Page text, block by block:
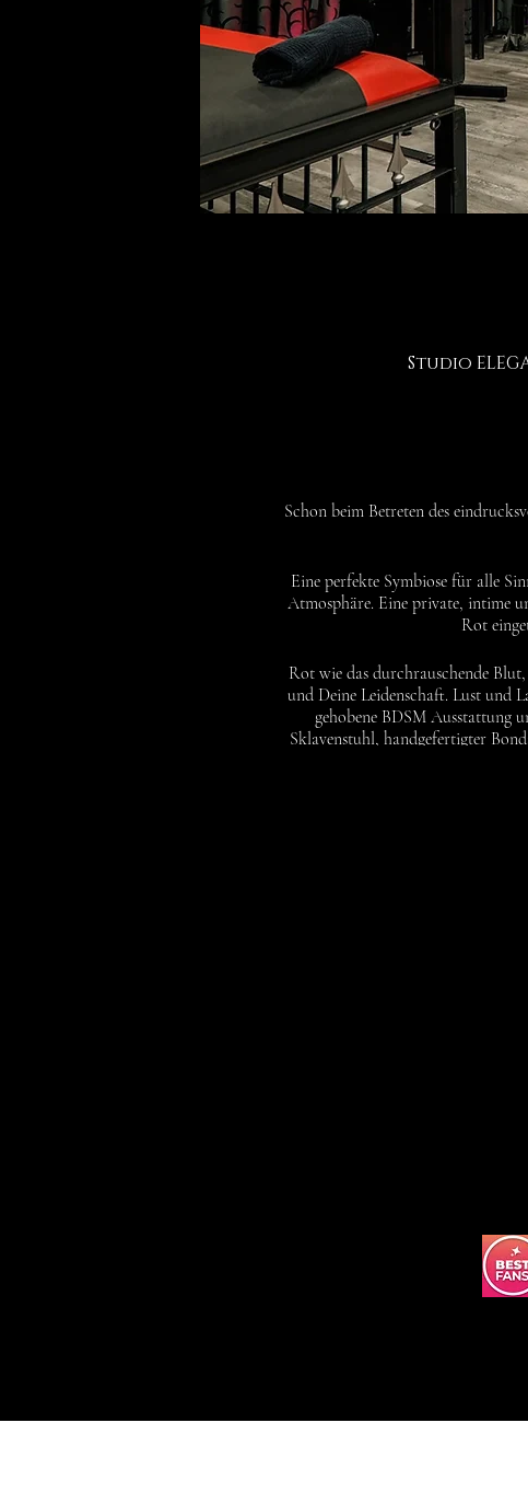
Studio
Schon beim Betreten des
Eine perfekte Symbiose für alle
Atmosphäre. Eine private, intime
Rot
Rot wie das durchrauschende
und Deine Leidenschaft. Lust und
gehobene BDSM Ausstattung
Sklavenstuhl, handgefertigter